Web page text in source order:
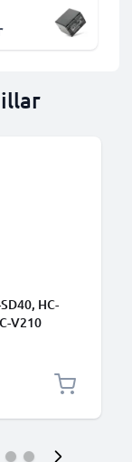
HC-
V210